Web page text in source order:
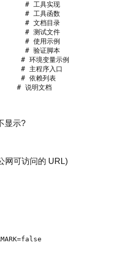
# 工具实现
# 工具函数
# 文档目录
# 测试文件
# 使用示例
# 验证脚本
# 环境变量示例
# 主程序入口
# 依赖列表
显示?
网可访问的 URL)
false